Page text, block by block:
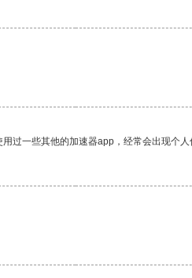
过一些其他的加速器app，经常会出现个人